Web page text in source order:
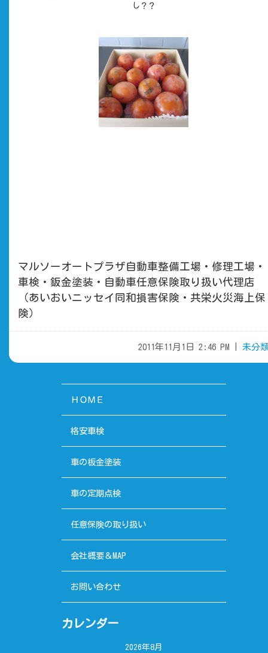
し？？
マルソーオートプラザ自動車整備工場・修理工場・
車検・鈑金塗装・自動車任意保険取り扱い代理店
（あいおいニッセイ同和損害保険・共栄火災海上保
険）
2011年11月1日 2:46 PM | 未分
ＨＯＭＥ
格安車検
車の板金塗装
車の定期点検
任意保険の取り扱い
会社概要＆MAP
お問い合わせ
カレンダー
2026年8月